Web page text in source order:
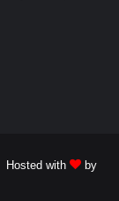
Hosted with by